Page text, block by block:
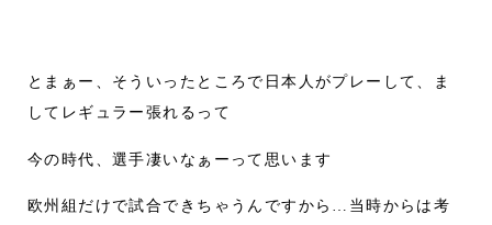
とまぁー、そういったところで日本人がプレーして、ま
してレギュラー張れるって
今の時代、選手凄いなぁーって思います
欧州組だけで試合できちゃうんですから…当時からは考